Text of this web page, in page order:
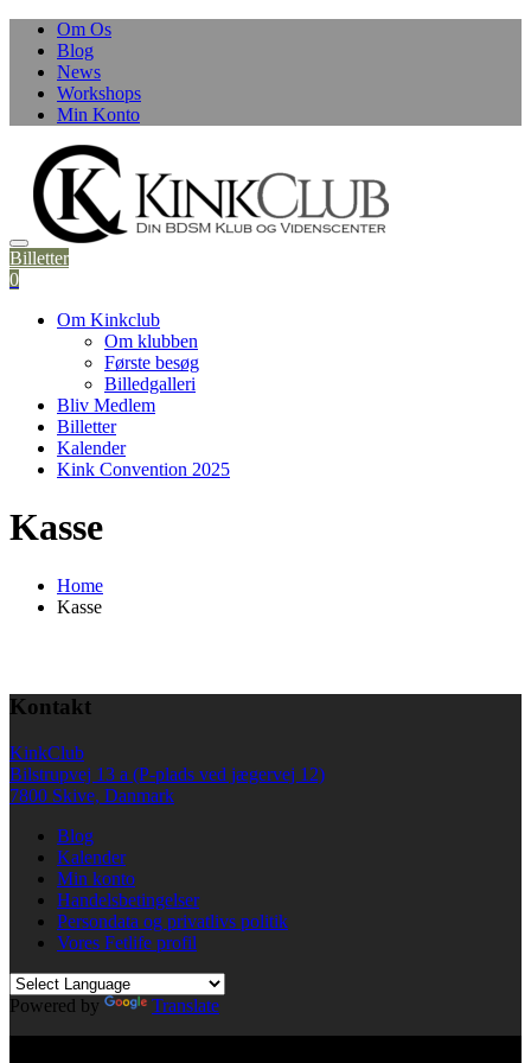
Skip
content
Om Os
Blog
News
Workshops
Min Konto
Billetter
0
Om Kinkclub
Om klubben
Første besøg
Billedgalleri
Bliv Medlem
Billetter
Kalender
Kink Convention 2025
Kasse
Home
Kasse
Kontakt
KinkClub
Bilstrupvej 13 a (P-plads ved jægervej 12)
7800 Skive, Danmark
Blog
Kalender
Min konto
Handelsbetingelser
Persondata og privatlivs politik
Vores Fetlife profil
Powered by
Translate